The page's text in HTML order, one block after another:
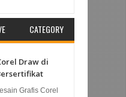
CATEGORY
Draw di
Grafis Corel